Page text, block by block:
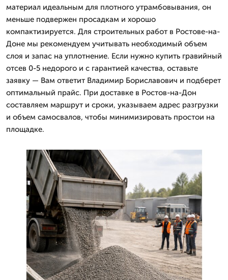
материал идеальным для плотного утрамбовывания, он
меньше подвержен просадкам и хорошо
компактизируется. Для строительных работ в Ростове-на-
Доне мы рекомендуем учитывать необходимый объем
слоя и запас на уплотнение. Если нужно купить гравийный
отсев 0-5 недорого и с гарантией качества, оставьте
заявку — Вам ответит Владимир Бориславович и подберет
оптимальный прайс. При доставке в Ростов-на-Дон
составляем маршрут и сроки, указываем адрес разгрузки
и объем самосвалов, чтобы минимизировать простои на
площадке.